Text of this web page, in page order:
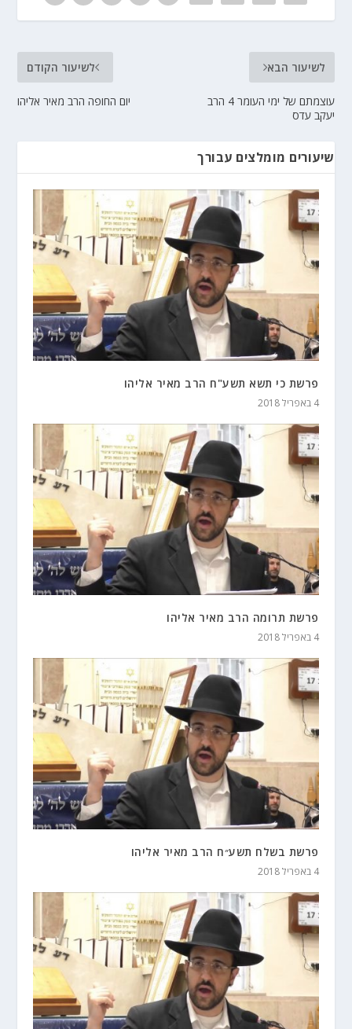
לשיעור הקודם
יום החופה הרב מאיר אליהו
לשיעור הבא
עוצמתם של ימי העומר 4 הרב
יעקב עדס
שיעורים מומלצים עבורך
פרשת כי תשא תשע"ח הרב מאיר אליהו
4 באפריל 2018
פרשת תרומה הרב מאיר אליהו
4 באפריל 2018
פרשת בשלח תשע״ח הרב מאיר אליהו
4 באפריל 2018